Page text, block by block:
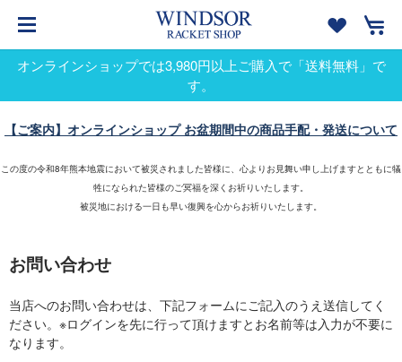
オンラインショップでは3,980円以上ご購入で「送料無料」で
す。
【ご案内】オンラインショップ お盆期間中の商品手配・発送について
この度の令和8年熊本地震において被災されました皆様に、心よりお見舞い申し上げますとともに犠
牲になられた皆様のご冥福を深くお祈りいたします。
被災地における一日も早い復興を心からお祈りいたします。
お問い合わせ
当店へのお問い合わせは、下記フォームにご記入のうえ送信してく
ださい。※ログインを先に行って頂けますとお名前等は入力が不要に
なります。